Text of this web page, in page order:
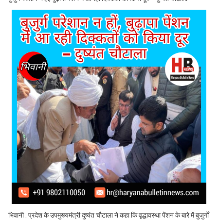
भिवानी : प्रदेश के उपमुख्यमंत्री दुष्यंत चौटाला ने कहा कि वृद्धावस्था पेंशन के बारे में बुजुर्गों